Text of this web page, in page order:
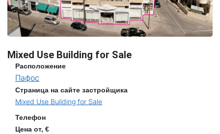
Mixed Use Building for Sale
Расположение
Пафос
Страница на сайте застройщика
Mixed Use Building for Sale
Телефон
Цена от, €